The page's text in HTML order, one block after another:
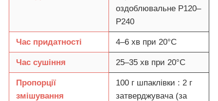
оздоблювальне P120–
P240
Час придатності 4–6 хв при 20°C
Час сушіння 25–35 хв при 20°C
Пропорції
змішування
100 г шпаклівки : 2 г
затверджувача (за